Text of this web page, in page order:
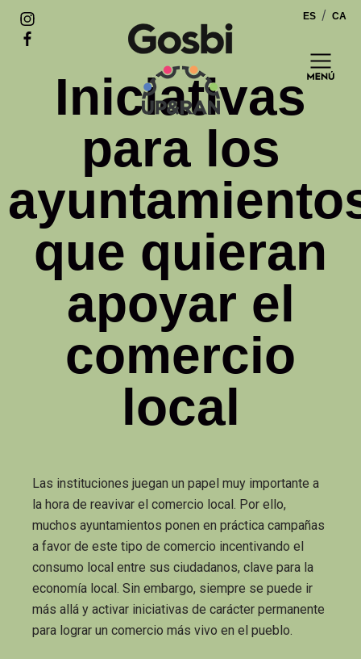
Saltar
al
ES CA
Iniciativas
para los
que quieran
apoyar el
comercio
local
Las instituciones juegan un papel muy importante a
la hora de reavivar el comercio local. Por ello,
muchos ayuntamientos ponen en práctica campañas
a favor de este tipo de comercio incentivando el
consumo local entre sus ciudadanos, clave para la
economía local. Sin embargo, siempre se puede ir
más allá y activar iniciativas de carácter permanente
para lograr un comercio más vivo en el pueblo.